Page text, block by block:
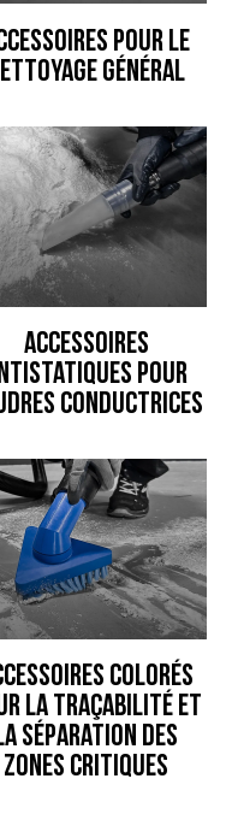
pour le
général
Accessoires
pour
conductrices
colorés
la traçabilité et
séparation des
zones critiques